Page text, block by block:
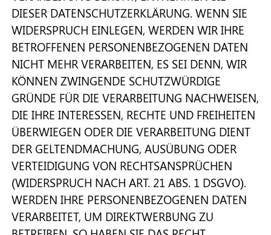
DIESER DATENSCHUTZERKLÄRUNG. WENN SIE
WIDERSPRUCH EINLEGEN, WERDEN WIR IHRE
BETROFFENEN PERSONENBEZOGENEN DATEN
NICHT MEHR VERARBEITEN, ES SEI DENN, WIR
KÖNNEN ZWINGENDE SCHUTZWÜRDIGE
GRÜNDE FÜR DIE VERARBEITUNG NACHWEISEN,
DIE IHRE INTERESSEN, RECHTE UND FREIHEITEN
ÜBERWIEGEN ODER DIE VERARBEITUNG DIENT
DER GELTENDMACHUNG, AUSÜBUNG ODER
VERTEIDIGUNG VON RECHTSANSPRÜCHEN
(WIDERSPRUCH NACH ART. 21 ABS. 1 DSGVO).
WERDEN IHRE PERSONENBEZOGENEN DATEN
VERARBEITET, UM DIREKTWERBUNG ZU